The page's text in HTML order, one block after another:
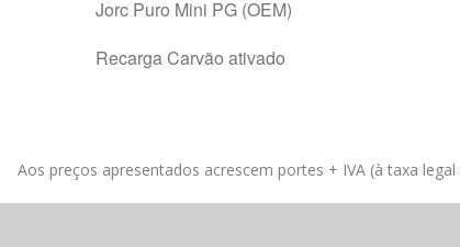
Jorc Puro Mini PG (OEM)
Recarga Carvão ativado
Aos preços apresentados acrescem portes + IVA (à taxa